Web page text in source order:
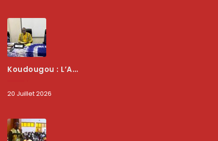
Koudougou : L’ARCEP Renforce Le Dialogue Avec Les Associations De Consommateurs Pour Mieux Protéger Les Usagers
20 Juillet 2026